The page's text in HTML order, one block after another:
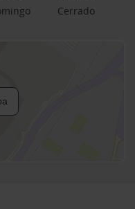
Cerrado